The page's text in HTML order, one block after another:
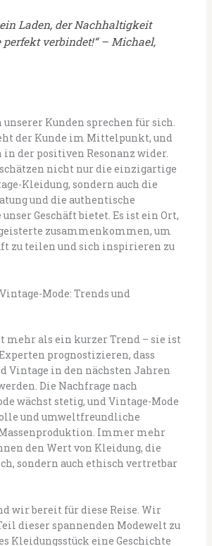
Laden, der Nachhaltigkeit
perfekt verbindet!“ – Michael,
Kunden sprechen für sich.
der Kunde im Mittelpunkt, und
in der positiven Resonanz wider.
nicht nur die einzigartige
Kleidung, sondern auch die
und die authentische
Geschäft bietet. Es ist ein Ort,
zusammenkommen, um
zu teilen und sich inspirieren zu
Mode: Trends und
mehr als ein kurzer Trend – sie ist
prognostizieren, dass
Vintage in den nächsten Jahren
Die Nachfrage nach
wächst stetig, und Vintage-Mode
und umweltfreundliche
Immer mehr
den Wert von Kleidung, die
sondern auch ethisch vertretbar
wir bereit für diese Reise. Wir
dieser spannenden Modewelt zu
Kleidungsstück eine Geschichte